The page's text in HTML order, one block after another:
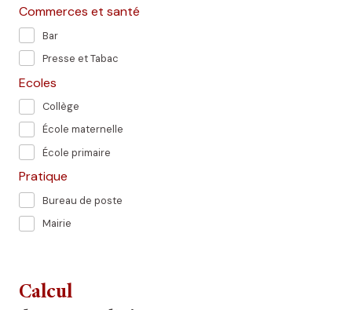
Commerces et santé
Bar
Presse et Tabac
Ecoles
Collège
École maternelle
École primaire
Pratique
Bureau de poste
Mairie
Calcul